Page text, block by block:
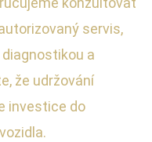
servis,
a
že udržování
investice do